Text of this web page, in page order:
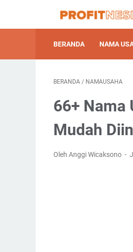
BERANDA NAMA
BERANDA / NAMAUSAHA
66+ Nama
Mudah
Oleh Anggi Wicaksono